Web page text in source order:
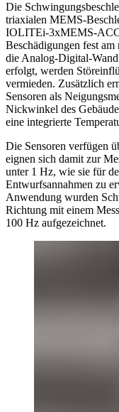
Die
triaxialen MEMS-
IOLITEi-3xMEMS-
Beschädigungen fest
die Analog-Digital-
erfolgt, werden
vermieden. Zusätzlich
Sensoren als
Nickwinkel des
eine integrierte
Die Sensoren verfügen
eignen sich damit zur
unter 1 Hz, wie sie für
Entwurfsannahmen zu
Anwendung wurden
Richtung mit einem
100 Hz aufgezeichnet.